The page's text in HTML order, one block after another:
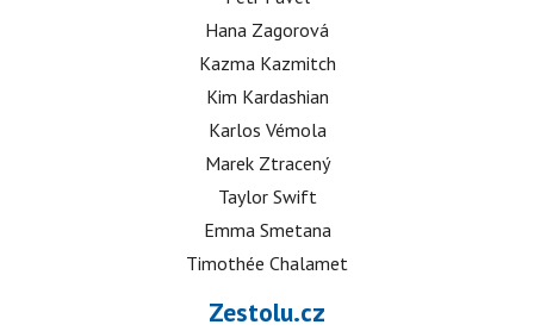
Hana Zagorová
Kazma Kazmitch
Kim Kardashian
Karlos Vémola
Marek Ztracený
Taylor Swift
Emma Smetana
Timothée Chalamet
Zestolu.cz